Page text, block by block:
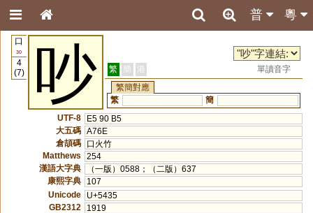
粵
普
口
30
4
(7)
吵 繁 簡 港
單讀音字
繁簡對應
繁
簡
UTF-8
E5 90 B5
大五碼 A76E
倉頡碼
口火竹
Matthews
254
漢語大字典
（一版）0588；（二版）637
康熙字典
107
Unicode
U+5435
GB2312
1919